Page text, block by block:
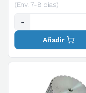
(Env. 7-8 días)
-
Añadir